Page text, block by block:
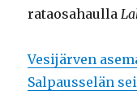
rataosahaulla
Vesijärven
Salpausselän